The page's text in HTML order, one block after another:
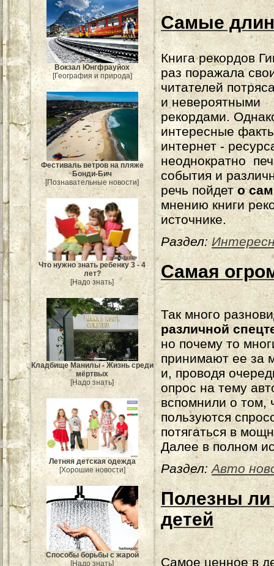
Вокзал Юнгфрауйох
[География и природа]
Фестиваль ветров на пляже
Бонди-Бич
[Познавательные новости]
Что нужно знать ребенку 3 - 4
лет?
[Надо знать]
Кладбище Манилы - Жизнь среди
мёртвых
[Надо знать]
Летняя детская одежда
[Хорошие новости]
Способы борьбы с жарой
[Надо знать]
Самые
Книга рекордов
раз поражала
читателей
и невероятными
рекордами.
интересные
интернет -
неоднократно
события и
речь пойдет о
мнению книги
источнике.
Раздел:
Самая
Так много
различной
но почему то
принимают ее за
и, проводя
опрос на тему
вспомнили о том,
пользуются
потягаться в
Далее в полном
Раздел: Авто
Полезны ли
детей
Самое ценное в